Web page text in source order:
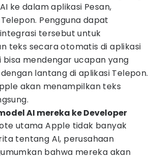
ke dalam aplikasi Pesan,
Pengguna dapat
tersebut untuk
teks secara otomatis di aplikasi
bisa mendengar ucapan yang
lantang di aplikasi Telepon.
akan menampilkan teks
AI mereka ke Developer
utama Apple tidak banyak
tentang AI, perusahaan
bahwa mereka akan